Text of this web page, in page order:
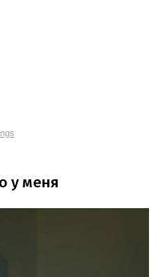
у меня